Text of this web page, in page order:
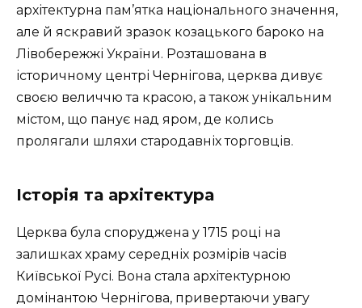
архітектурна пам’ятка національного значення,
але й яскравий зразок козацького бароко на
Лівобережжі України. Розташована в
історичному центрі Чернігова, церква дивує
своєю величчю та красою, а також унікальним
містом, що панує над яром, де колись
пролягали шляхи стародавніх торговців.
Історія та архітектура
Церква була споруджена у 1715 році на
залишках храму середніх розмірів часів
Київської Русі. Вона стала архітектурною
домінантою Чернігова, привертаючи увагу